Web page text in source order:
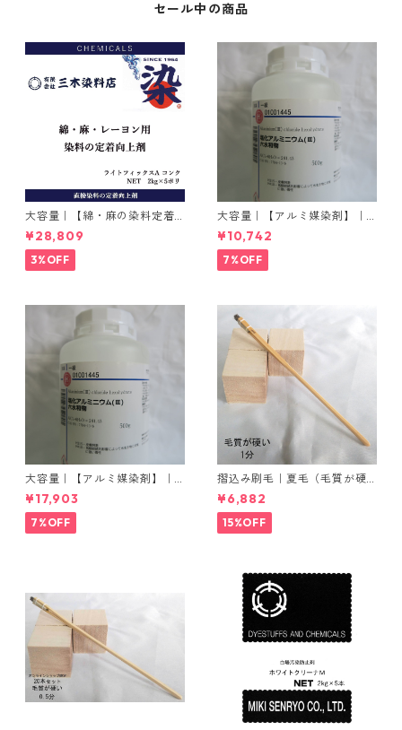
セール中の商品
大容量｜【綿・麻の染料定着
向上剤】｜2kg×5本｜ライト
フィックスAコンク
¥28,809
3%OFF
大容量｜【アルミ媒染剤】｜5
00g−3本入り｜塩化アルミニ
ウム
¥10,742
7%OFF
大容量｜【アルミ媒染剤】｜5
00g−5本入り｜塩化アルミニ
ウム
¥17,903
7%OFF
摺込み刷毛｜夏毛（毛質が硬
い）1分｜16本入り＊1セット
¥6,882
15%OFF